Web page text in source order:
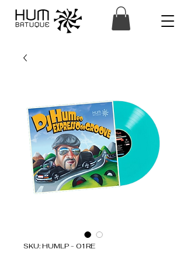
SKU: HUMLP - 01RE